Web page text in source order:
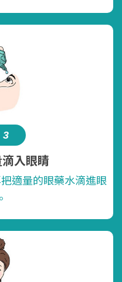
入眼睛
適量的眼藥水滴進眼